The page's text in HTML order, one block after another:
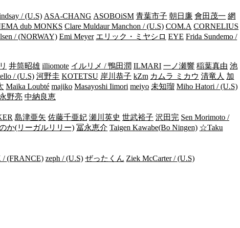
/ (U.S) ASA-CHANG ASOBOiSM 青葉市子 朝日廉 會田茂一 網
dub MONKS Clare Muldaur Manchon / (U.S) COM.A CORNELIUS
/ (NORWAY) Emi Meyer エリック・ミヤシロ EYE Frida Sundemo /
井筒昭雄 illiomote イルリメ / 鴨田潤 ILMARI 一ノ瀬響 稲葉真由 池
/ (U.S) 河野圭 KOTETSU 岸川恭子 kZm カムラ ミカウ 清竜人 加
Maika Loubté majiko Masayoshi Iimori meiyo 未知瑠 Miho Hatori / (U.S)
永野亮 中納良恵
島津亜矢 佐藤千亜妃 瀬川英史 世武裕子 沢田完 Sen Morimoto /
か(リーガルリリー) 冨永恵介 Taigen Kawabe(Bo Ningen) ☆Taku
(FRANCE) zeph / (U.S) ぜったくん Ziek McCarter / (U.S)